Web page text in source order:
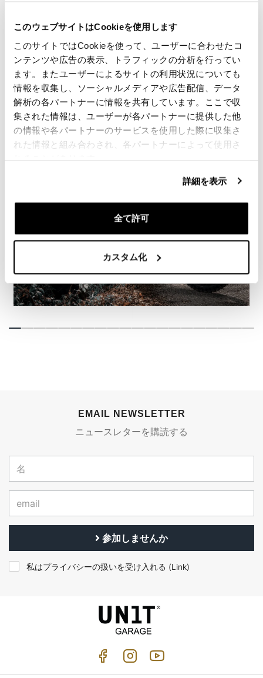
このウェブサイトはCookieを使用します
このサイトではCookieを使って、ユーザーに合わせたコ
ンテンツや広告の表示、トラフィックの分析を行ってい
ます。またユーザーによるサイトの利用状況についても
情報を収集し、ソーシャルメディアや広告配信、データ
解析の各パートナーに情報を共有しています。ここで収
集された情報は、ユーザーが各パートナーに提供した他
の情報や各パートナーのサービスを使用した際に収集さ
れた情報と組み合わされ、各パートナーによって使用さ
詳細を表示
全て許可
カスタム化
れた厚さ3ミリの強化アルミニウムでできており、複数の
タイプから選べます。また、BMW純正エンジンガードを
そのまま流用することも可能です。 新型のマフラーはチ
タンとカーボンで構成されており、EURO4の認証を取得
しています。従来のマフラーに容易に取り付けが可能で
す。（エキゾーストバルブや触媒は流用します。） RAD
キットの各パーツは、単体でも購入可能です。
EMAIL NEWSLETTER
ニュースレターを購読する
参加しませんか
私はプライバシーの扱いを受け入れる (Link)